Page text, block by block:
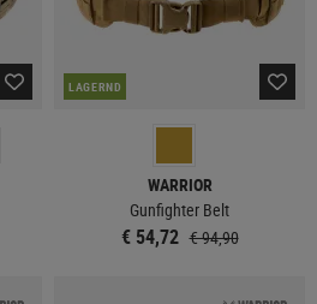
LAGERND
WARRIOR
Gunfighter Belt
€ 54,72 € 94,90